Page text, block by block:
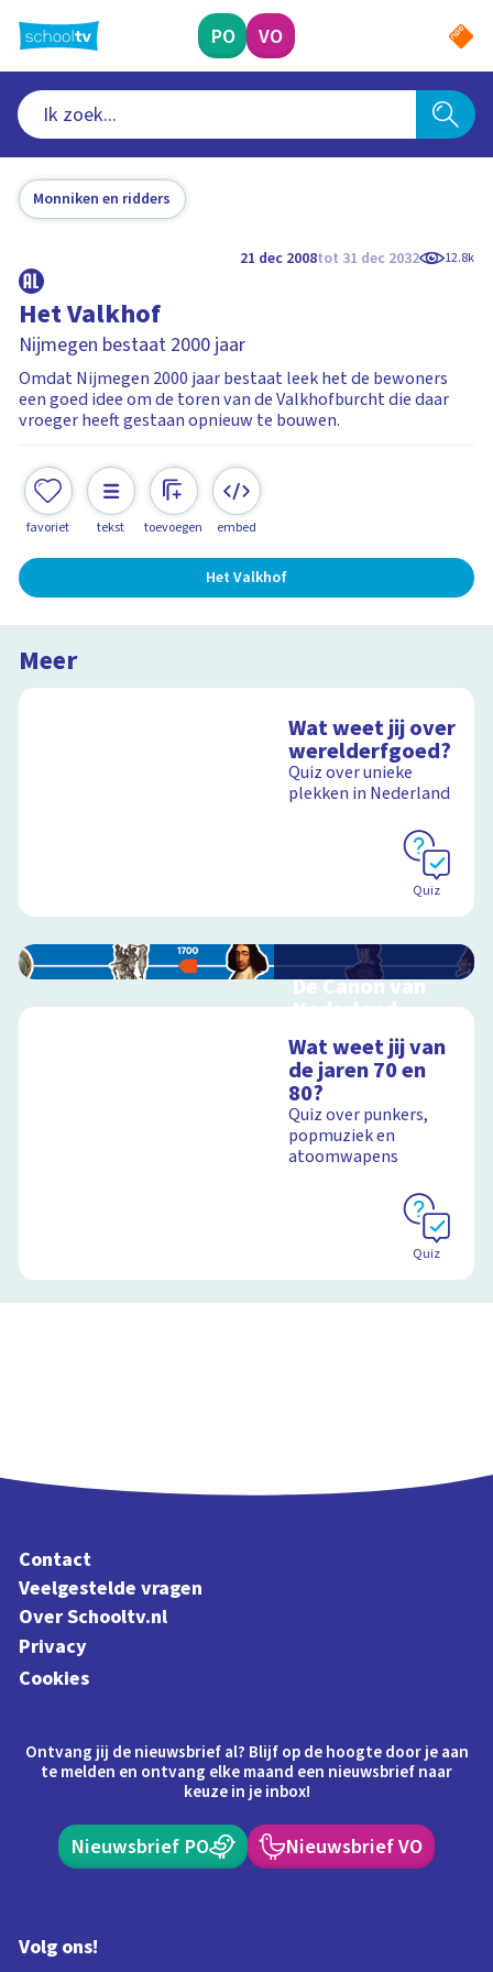
naar
hoofdinhoud
PO VO
Monniken en ridders
21 dec 2008tot 31 dec 2032 12.8k
Het Valkhof
Nijmegen bestaat 2000 jaar
Omdat Nijmegen 2000 jaar bestaat leek het de bewoners
een goed idee om de toren van de Valkhofburcht die daar
vroeger heeft gestaan opnieuw te bouwen.
favoriet tekst toevoegen embed
Het Valkhof
Meer
Wat weet jij over
werelderfgoed?
Quiz over unieke
plekken in Nederland
Quiz
De Canon van
Nederland
schoolplaat over de
Canon
Schoolplaat
Wat weet jij van
de jaren 70 en
80?
Quiz over punkers,
popmuziek en
atoomwapens
Quiz
Contact
Veelgestelde vragen
Over Schooltv.nl
Privacy
Cookies
Ontvang jij de nieuwsbrief al? Blijf op de hoogte door je aan
te melden en ontvang elke maand een nieuwsbrief naar
keuze in je inbox!
Nieuwsbrief PO Nieuwsbrief VO
Volg ons!